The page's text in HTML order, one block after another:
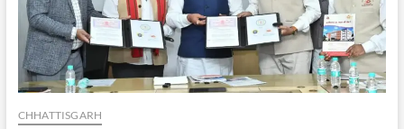
श्री
विष्णुदेव
साय
से
की
सौजन्य
भेंट
CHHATTISGARH